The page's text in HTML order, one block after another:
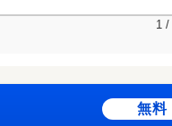
1 /
無料